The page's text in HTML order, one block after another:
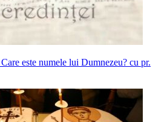
este numele lui Dumnezeu? cu pr.